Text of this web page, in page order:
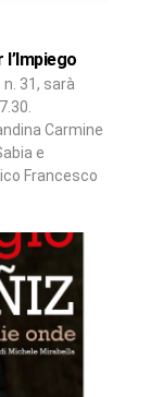
31, sarà
Carmine
e
Francesco